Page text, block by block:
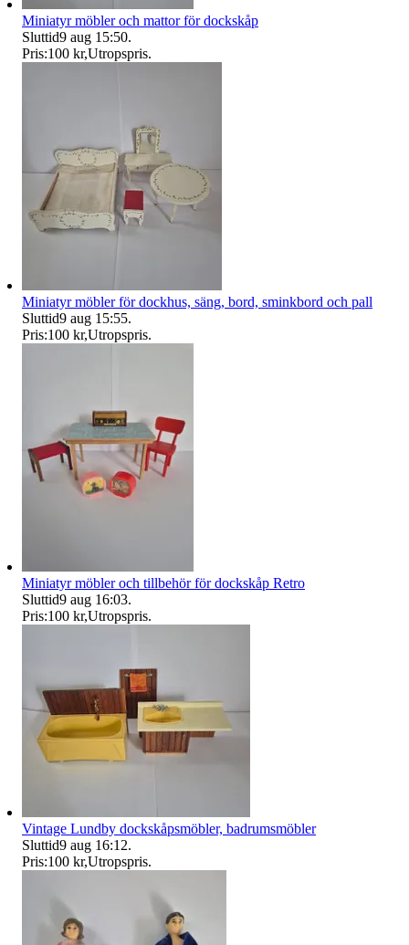
Miniatyr möbler och mattor för dockskåp
Sluttid9 aug 15:50.
Pris:100 kr,Utropspris.
Miniatyr möbler för dockhus, säng, bord, sminkbord och pall
Sluttid9 aug 15:55.
Pris:100 kr,Utropspris.
Miniatyr möbler och tillbehör för dockskåp Retro
Sluttid9 aug 16:03.
Pris:100 kr,Utropspris.
Vintage Lundby dockskåpsmöbler, badrumsmöbler
Sluttid9 aug 16:12.
Pris:100 kr,Utropspris.